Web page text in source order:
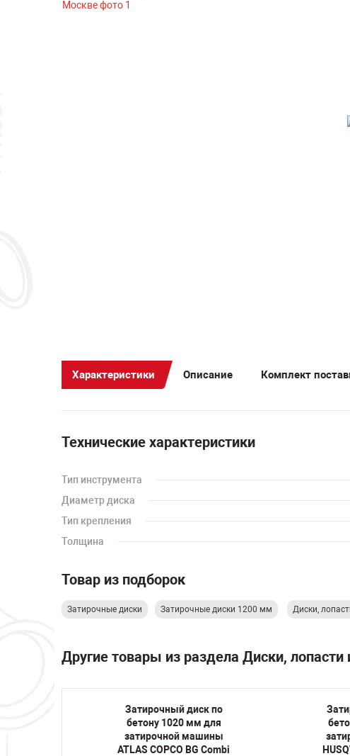
Характеристики Описание Комплект
Технические характеристики
Тип инструмента
Диаметр диска
Тип крепления
Толщина
Товар из подборок
Затирочные диски Затирочные диски 1200 мм Диски,
Другие товары из раздела Диски,
Затирочный диск по
бетону 1020 мм для
затирочной машины
ATLAS COPCO BG Combi